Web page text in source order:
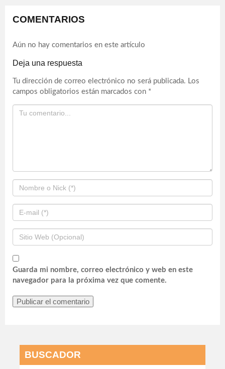
COMENTARIOS
Aún no hay comentarios en este artículo
Deja una respuesta
Tu dirección de correo electrónico no será publicada. Los
campos obligatorios están marcados con *
Guarda mi nombre, correo electrónico y web en este
navegador para la próxima vez que comente.
BUSCADOR